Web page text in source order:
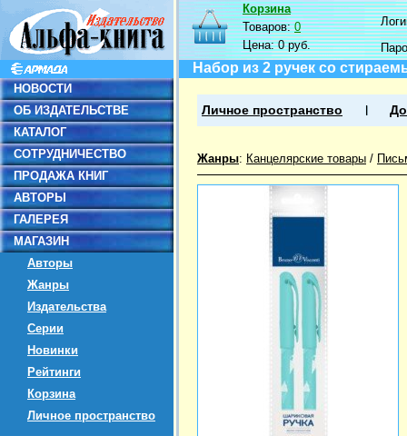
НОВОСТИ
ОБ ИЗДАТЕЛЬСТВЕ
КАТАЛОГ
СОТРУДНИЧЕСТВО
ПРОДАЖА КНИГ
АВТОРЫ
ГАЛЕРЕЯ
МАГАЗИН
Авторы
Жанры
Издательства
Серии
Новинки
Рейтинги
Корзина
Личное пространство
Корзина
Товаров:0
Цена:0 руб.
Набор из 2 ручек со
Личное пространство
Жанры: Канцелярские товары /